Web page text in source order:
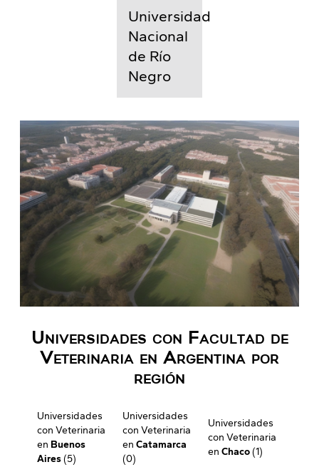
Universidad
Nacional
de Río
Negro
Universidades con Facultad de
Veterinaria en Argentina por
región
Universidades
con Veterinaria
en Buenos
Aires(5)
Universidades
con Veterinaria
en Catamarca
(0)
Universidades
con Veterinaria
en Chaco(1)